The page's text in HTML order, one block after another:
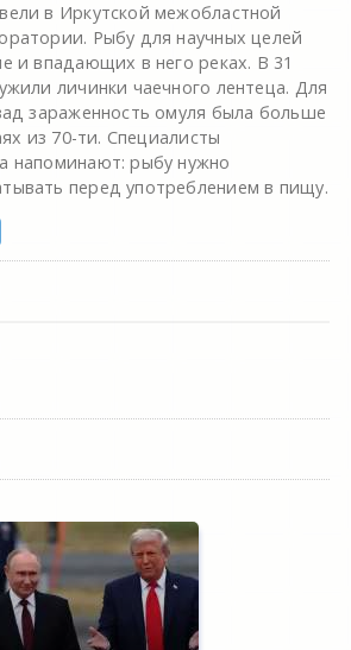
в Иркутской межобластной
Рыбу для научных целей
и впадающих в него реках. В 31
личинки чаечного лентеца. Для
зараженность омуля была больше
из 70-ти. Специалисты
напоминают: рыбу нужно
перед употреблением в пищу.